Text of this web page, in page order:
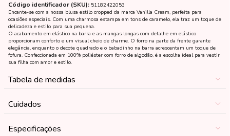
Código identificador (SKU): 51182422053
Encante-se com a nossa blusa estilo cropped da marca Vanilla Cream, perfeita para
ocasiões especiais. Com uma charmosa estampa em tons de caramelo, ela traz um toque de
delicadeza e estilo para sua pequena.
O acabamento em elástico na barra e as mangas longas com detalhe em elástico
proporcionam conforto e um visual cheio de charme. O forro na parte da frente garante
elegância, enquanto o decote quadrado e o babadinho na barra acrescentam um toque de
fofura. Confeccionada em 100% poliéster com forro de algodão, é a escolha ideal para vestir
sua filha com amor e estilo.
Tabela de medidas
Cuidados
Especificações